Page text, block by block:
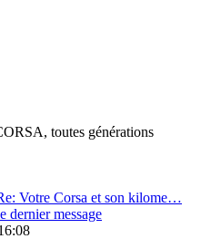
toutes générations
Votre Corsa et son kilome…
dernier message